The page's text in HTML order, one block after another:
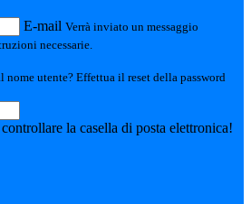
E-mail Verrà inviato un messaggio
necessarie.
nome utente? Effettua il reset della password
la casella di posta elettronica!